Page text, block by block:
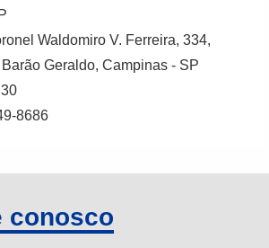
Waldomiro V. Ferreira, 334,
Geraldo, Campinas - SP
8686
conosco